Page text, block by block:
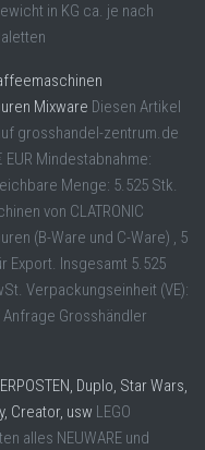
in KG ca. je nach
Mixware Diesen Artikel
grosshandel-zentrum.de
EUR Mindestabnahme:
Menge: 5.525 Stk.
von CLATRONIC
(B-Ware und C-Ware) , 5
Export. Insgesamt 5.525
Verpackungseinheit (VE):
Grosshändler
Duplo, Star Wars,
Creator, usw LEGO
alles NEUWARE und